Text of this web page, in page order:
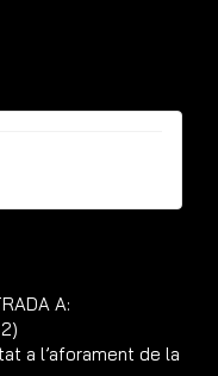
A:
a l’aforament de la